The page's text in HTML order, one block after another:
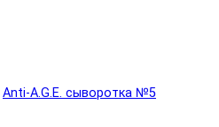
Anti-A.G.E. cыворотка №5